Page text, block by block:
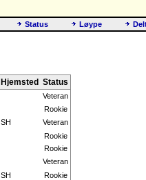
Status
Løype
Hjemsted Status
Veteran
Rookie
SH
Veteran
Rookie
Rookie
Veteran
SH
Rookie